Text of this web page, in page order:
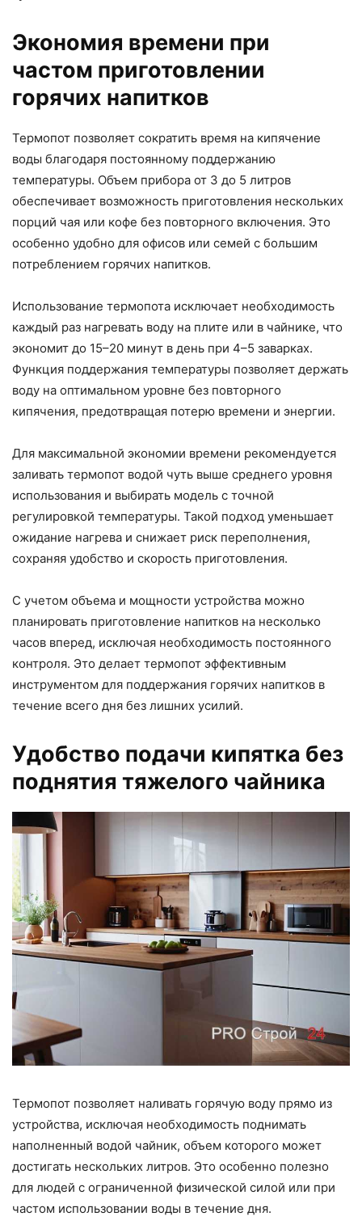
Экономия времени при
частом приготовлении
горячих напитков
Термопот позволяет сократить время на кипячение
воды благодаря постоянному поддержанию
температуры. Объем прибора от 3 до 5 литров
обеспечивает возможность приготовления нескольких
порций чая или кофе без повторного включения. Это
особенно удобно для офисов или семей с большим
потреблением горячих напитков.
Использование термопота исключает необходимость
каждый раз нагревать воду на плите или в чайнике, что
экономит до 15–20 минут в день при 4–5 заварках.
Функция поддержания температуры позволяет держать
воду на оптимальном уровне без повторного
кипячения, предотвращая потерю времени и энергии.
Для максимальной экономии времени рекомендуется
заливать термопот водой чуть выше среднего уровня
использования и выбирать модель с точной
регулировкой температуры. Такой подход уменьшает
ожидание нагрева и снижает риск переполнения,
сохраняя удобство и скорость приготовления.
С учетом объема и мощности устройства можно
планировать приготовление напитков на несколько
часов вперед, исключая необходимость постоянного
контроля. Это делает термопот эффективным
инструментом для поддержания горячих напитков в
течение всего дня без лишних усилий.
Удобство подачи кипятка без
поднятия тяжелого чайника
Термопот позволяет наливать горячую воду прямо из
устройства, исключая необходимость поднимать
наполненный водой чайник, объем которого может
достигать нескольких литров. Это особенно полезно
для людей с ограниченной физической силой или при
частом использовании воды в течение дня.